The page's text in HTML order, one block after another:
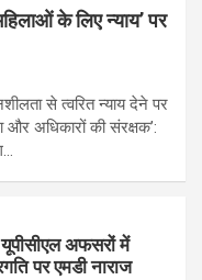
के लिए न्याय’ पर
से त्वरित न्याय देने पर
और अधिकारों की संरक्षक’:
अफसरों में
पर एमडी नाराज